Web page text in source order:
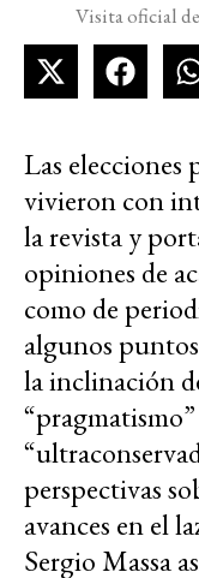
Visita oficial
Las elecciones
vivieron con
la revista y
opiniones de
como de
algunos
la inclinación
perspectivas
avances en el
Sergio Massa